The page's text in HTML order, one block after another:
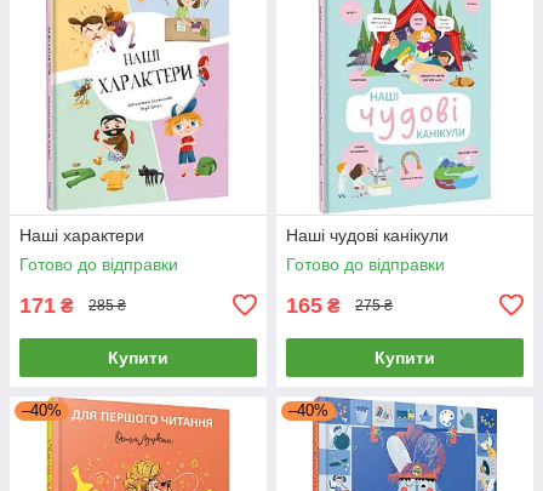
Наші характери
Готово до відправки
171 ₴ 285 ₴
Купити
Наші чудові канікули
Готово до відправки
165 ₴ 275 ₴
Купити
–40% –40%